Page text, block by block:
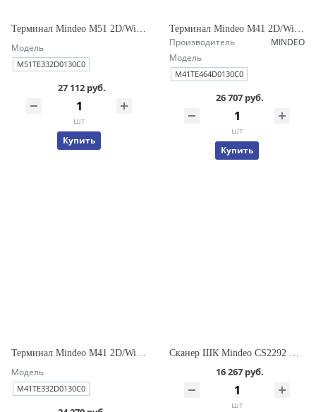
Модель
M51TE332D0130C0
27 112 руб.
шт
Купить
Производитель
MINDEO
Модель
M41TE464D0130C0
26 707 руб.
шт
Купить
Терминал Mindeo M41 2D/WiFi/LTE/3/32Gb/C/5100mAh/USB/EU/ремень
Модель
M41TE332D0130C0
Сканер ШК Mindeo CS2292 HD BT 2D USB (с базой и кабелем)
16 267 руб.
шт